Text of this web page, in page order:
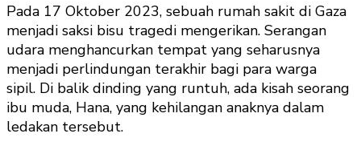
Pada 17 Oktober 2023, sebuah rumah sakit di Gaza
menjadi saksi bisu tragedi mengerikan. Serangan
udara menghancurkan tempat yang seharusnya
menjadi perlindungan terakhir bagi para warga
sipil. Di balik dinding yang runtuh, ada kisah seorang
ibu muda, Hana, yang kehilangan anaknya dalam
ledakan tersebut.